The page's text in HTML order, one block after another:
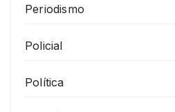
Periodismo
Policial
Política